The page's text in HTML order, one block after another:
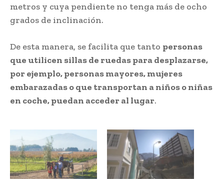
metros y cuya pendiente no tenga más de ocho
grados de inclinación.
De esta manera, se facilita que tanto personas
que utilicen sillas de ruedas para desplazarse,
por ejemplo, personas mayores, mujeres
embarazadas o que transportan a niños o niñas
en coche, puedan acceder al lugar.